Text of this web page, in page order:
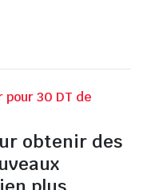
30 DT de
obtenir des